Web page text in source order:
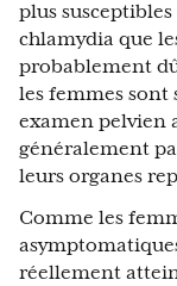
plus
chlamydia que
probablement
les femmes sont
examen pelvien
généralement
leurs organes
Comme les
réellement